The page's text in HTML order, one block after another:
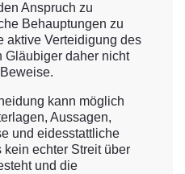
Anspruch zu
Behauptungen zu
aktive Verteidigung des
Gläubiger daher nicht
kann möglich
Aussagen,
und eidesstattliche
echter Streit über
und die